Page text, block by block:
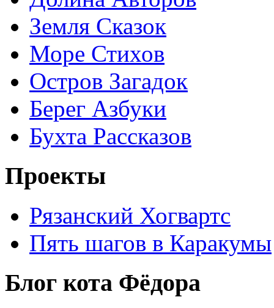
Земля Сказок
Море Стихов
Остров Загадок
Берег Азбуки
Бухта Рассказов
Проекты
Рязанский Хогвартс
Пять шагов в Каракумы
Блог кота Фёдора